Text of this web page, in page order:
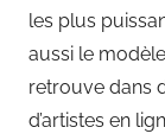
les plus
aussi le
retrouve dans
d’artistes en